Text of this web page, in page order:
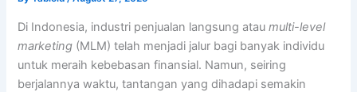
Di Indonesia, industri penjualan langsung ataumulti-level
marketing (MLM) telah menjadi jalur bagi banyak individu
untuk meraih kebebasan finansial. Namun, seiring
berjalannya waktu, tantangan yang dihadapi semakin